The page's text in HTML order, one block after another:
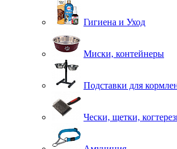
Гигиена и Уход
Миски, контейнеры
Подставки для
Чески, щетки,